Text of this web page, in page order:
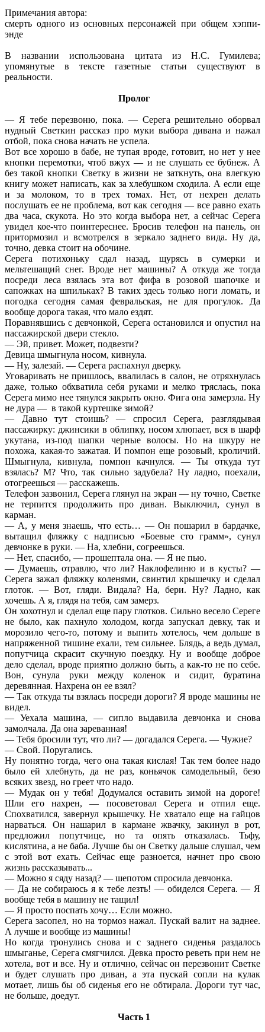
Примечания автора:
смерть одного из основных персонажей при общем хэппи-
энде
В названии использована цитата из Н.С. Гумилева;
упомянутые в тексте газетные статьи существуют в
реальности.
Пролог
— Я тебе перезвоню, пока. — Серега решительно оборвал
нудный Светкин рассказ про муки выбора дивана и нажал
отбой, пока снова начать не успела.
Вот все хорошо в бабе, не тупая вроде, готовит, но нет у нее
кнопки перемотки, чтоб вжух — и не слушать ее бубнеж. А
без такой кнопки Светку в жизни не заткнуть, она влегкую
книгу может написать, как за хлебушком сходила. А если еще
и за молоком, то в трех томах. Нет, от нехрен делать
послушать ее не проблема, вот как сегодня — все равно ехать
два часа, скукота. Но это когда выбора нет, а сейчас Серега
увидел кое-что поинтереснее. Бросив телефон на панель, он
притормозил и всмотрелся в зеркало заднего вида. Ну да,
точно, девка стоит на обочине.
Серега потихоньку сдал назад, щурясь в сумерки и
мельтешащий снег. Вроде нет машины? А откуда же тогда
посреди леса взялась эта вот фифа в розовой шапочке и
сапожках на шпильках? В таких здесь только ноги ломать, и
погодка сегодня самая февральская, не для прогулок. Да
вообще дорога такая, что мало ездят.
Поравнявшись с девчонкой, Серега остановился и опустил на
пассажирской двери стекло.
— Эй, привет. Может, подвезти?
Девица шмыгнула носом, кивнула.
— Ну, залезай. — Серега распахнул дверку.
Уговаривать не пришлось, ввалилась в салон, не отряхнулась
даже, только обхватила себя руками и мелко тряслась, пока
Серега мимо нее тянулся закрыть окно. Фига она замерзла. Ну
не дура — в такой куртешке зимой?
— Давно тут стоишь? — спросил Серега, разглядывая
пассажирку: джинсики в облипку, носом хлюпает, вся в шарф
укутана, из-под шапки черные волосы. Но на шкуру не
похожа, какая-то зажатая. И помпон еще розовый, кроличий.
Шмыгнула, кивнула, помпон качнулся. — Ты откуда тут
взялась? М? Что, так сильно задубела? Ну ладно, поехали,
отогреешься — расскажешь.
Телефон зазвонил, Серега глянул на экран — ну точно, Светке
не терпится продолжить про диван. Выключил, сунул в
карман.
— А, у меня знаешь, что есть… — Он пошарил в бардачке,
вытащил фляжку с надписью «Боевые сто грамм», сунул
девчонке в руки. — На, хлебни, согреешься.
— Нет, спасибо, — прошептала она. — Я не пью.
— Думаешь, отравлю, что ли? Наклофелиню и в кусты? —
Серега зажал фляжку коленями, свинтил крышечку и сделал
глоток. — Вот, гляди. Видала? На, бери. Ну? Ладно, как
хочешь. А я, глядя на тебя, сам замерз.
Он хохотнул и сделал еще пару глотков. Сильно весело Сереге
не было, как пахнуло холодом, когда запускал девку, так и
морозило чего-то, потому и выпить хотелось, чем дольше в
напряженной тишине ехали, тем сильнее. Блядь, а ведь думал,
попутчица скрасит скучную поездку. Ну и вообще доброе
дело сделал, вроде приятно должно быть, а как-то не по себе.
Вон, сунула руки между коленок и сидит, буратина
деревянная. Нахрена он ее взял?
— Так откуда ты взялась посреди дороги? Я вроде машины не
видел.
— Уехала машина, — сипло выдавила девчонка и снова
замолчала. Да она зареванная!
— Тебя бросили тут, что ли? — догадался Серега. — Чужие?
— Свой. Поругались.
Ну понятно тогда, чего она такая кислая! Так тем более надо
было ей хлебнуть, да не раз, коньячок самодельный, безо
всяких звезд, но греет что надо.
— Мудак он у тебя! Додумался оставить зимой на дороге!
Шли его нахрен, — посоветовал Серега и отпил еще.
Спохватился, завернул крышечку. Не хватало еще на гайцов
нарваться. Он нашарил в кармане жвачку, закинул в рот,
предложил попутчице, но та опять отказалась. Тьфу,
кислятина, а не баба. Лучше бы он Светку дальше слушал, чем
с этой вот ехать. Сейчас еще разноется, начнет про свою
жизнь рассказывать...
— Можно я сяду назад? — шепотом спросила девчонка.
— Да не собираюсь я к тебе лезть! — обиделся Серега. — Я
вообще тебя в машину не тащил!
— Я просто поспать хочу… Если можно.
Серега засопел, но на тормоз нажал. Пускай валит на заднее.
А лучше и вообще из машины!
Но когда тронулись снова и с заднего сиденья раздалось
шмыганье, Серега смягчился. Девка просто реветь при нем не
хотела, вот и все. Ну и отлично, сейчас он перезвонит Светке
и будет слушать про диван, а эта пускай сопли на кулак
мотает, лишь бы об сиденья его не обтирала. Дороги тут час,
не больше, доедут.
Часть 1